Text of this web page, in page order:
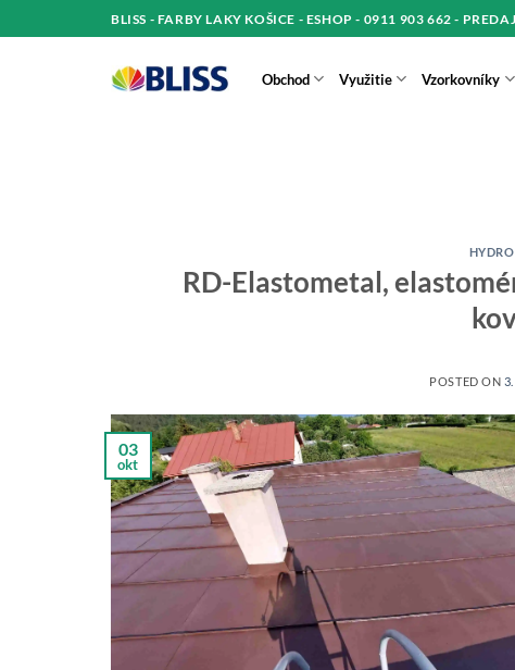
to
BLISS - FARBY LAKY KOŠICE - ESHOP - 0911 903 662 -
Obchod Využitie Vzorkovníky
RD-Elastometal,
POSTED ON
03
okt